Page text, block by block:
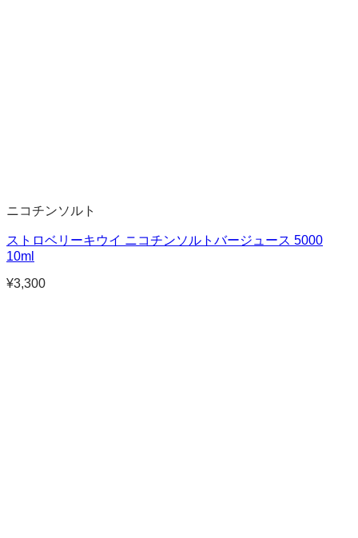
ニコチンソルト
ストロベリーキウイ ニコチンソルトバージュース 5000
10ml
¥3,300